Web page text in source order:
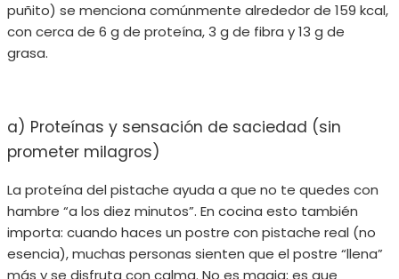
puñito) se menciona comúnmente alrededor de 159 kcal,
con cerca de 6 g de proteína, 3 g de fibra y 13 g de
grasa.
a) Proteínas y sensación de saciedad (sin
prometer milagros)
La proteína del pistache ayuda a que no te quedes con
hambre “a los diez minutos”. En cocina esto también
importa: cuando haces un postre con pistache real (no
esencia), muchas personas sienten que el postre “llena”